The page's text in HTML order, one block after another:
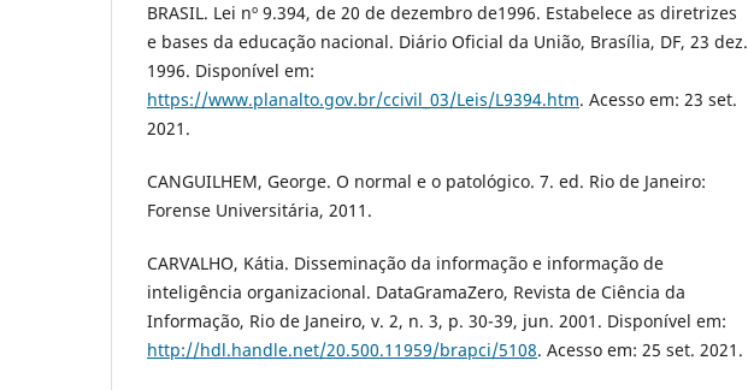
BRASIL. Lei nº 9.394, de 20 de dezembro de1996. Estabelece as diretrizes
e bases da educação nacional. Diário Oficial da União, Brasília, DF, 23 dez.
1996. Disponível em:
https://www.planalto.gov.br/ccivil_03/Leis/L9394.htm. Acesso em: 23 set.
2021.
CANGUILHEM, George. O normal e o patológico. 7. ed. Rio de Janeiro:
Forense Universitária, 2011.
CARVALHO, Kátia. Disseminação da informação e informação de
inteligência organizacional. DataGramaZero, Revista de Ciência da
Informação, Rio de Janeiro, v. 2, n. 3, p. 30-39, jun. 2001. Disponível em:
http://hdl.handle.net/20.500.11959/brapci/5108. Acesso em: 25 set. 2021.